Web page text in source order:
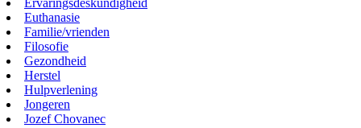
Ervaringsdeskundigheid
Euthanasie
Familie/vrienden
Filosofie
Gezondheid
Herstel
Hulpverlening
Jongeren
Jozef Chovanec